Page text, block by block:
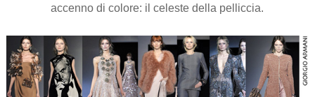
accenno di colore: il celeste della pelliccia.